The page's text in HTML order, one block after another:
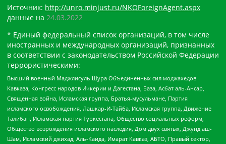
Источник: http://unro.minjust.ru/NKOForeignAgent.aspx
данные на 24.03.2022
* Единый федеральный список организаций, в том числе
иностранных и международных организаций, признанных
в соответствии с законодательством Российской Федерации
террористическими:
Высший военный Маджлисуль Шура Объединенных сил моджахедов
Кавказа, Конгресс народов Ичкерии и Дагестана, База, Асбат аль-Ансар,
Священная война, Исламская группа, Братья-мусульмане, Партия
исламского освобождения, Лашкар-И-Тайба, Исламская группа, Движение
Талибан, Исламская партия Туркестана, Общество социальных реформ,
Общество возрождения исламского наследия, Дом двух святых, Джунд аш-
Шам, Исламский джихад, Аль-Каида, Имарат Кавказ, АБТО, Правый сектор,